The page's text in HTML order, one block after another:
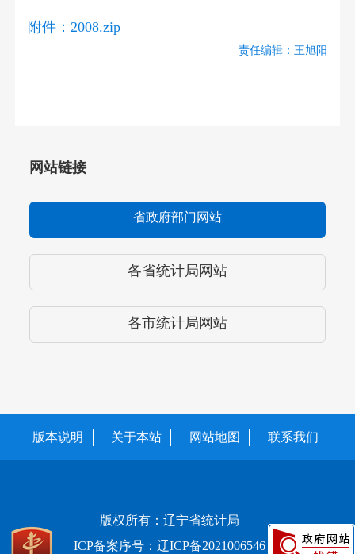
附件：2008.zip
责任编辑：王旭阳
网站链接
省政府部门网站
各省统计局网站
各市统计局网站
版本说明 关于本站 网站地图 联系我们
版权所有：辽宁省统计局
ICP备案序号：辽ICP备2021006546